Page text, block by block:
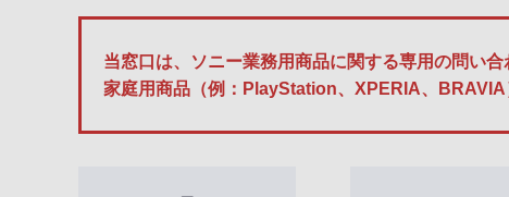
当窓口は、ソニー業務用商品に関する専用の問い合
家庭用商品（例：PlayStation、XPERIA、BRAVIA